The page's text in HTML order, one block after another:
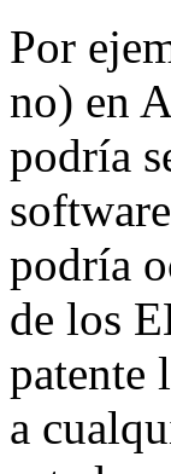
Por
no) en
podría
podría
de los
patente
a